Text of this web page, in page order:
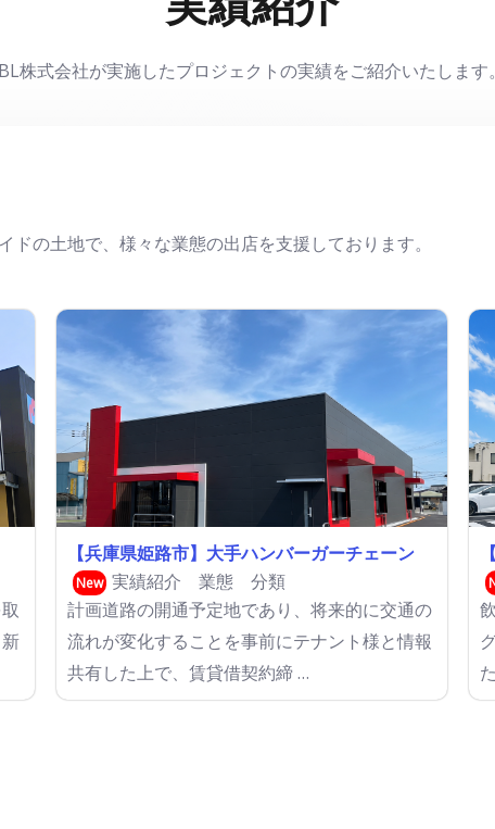
BL株式会社が実施したプロジェクトの実績をご紹介いたします
の土地で、様々な業態の出店を支援しております。
【兵庫県姫路市】大手ハンバーガーチェーン
New 実績紹介 業態 分類
計画道路の開通予定地であり、将来的に交通の
流れが変化することを事前にテナント様と情報
共有した上で、賃貸借契約締 …